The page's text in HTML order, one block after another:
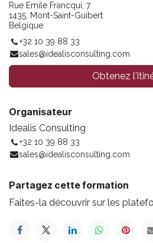
Rue Emile Francqui, 7
1435, Mont-Saint-Guibert
Belgique
+32 10 39 88 33
sales@idealisconsulting.com
Obtenez
Organisateur
Idealis Consulting
+32 10 39 88 33
sales@idealisconsulting.com
Partagez cette formation
Faites-la découvrir sur les